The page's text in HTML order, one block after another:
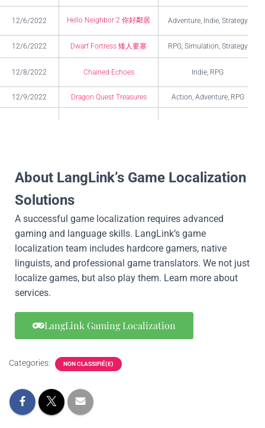
12/6/2022 Hello Neighbor 2 你好鄰居 Adventure, Indie, Strategy
12/6/2022 Dwarf Fortress 矮人要塞 RPG, Simulation, Strategy
12/8/2022 Chained Echoes Indie, RPG
12/9/2022 Dragon Quest Treasures Action, Adventure, RPG
12/13/2022
Crisis Core: Final Fantasy 7
Reunion
Action, RPG
About LangLink’s Game Localization
Solutions
A successful game localization requires advanced
gaming and language skills. LangLink’s game
localization team includes hardcore gamers, native
linguists, and professional game translators. We not just
localize games, but also play them. Learn more about
services.
LangLink Gaming Localization
Categories: NON CLASSIFIÉ(E)